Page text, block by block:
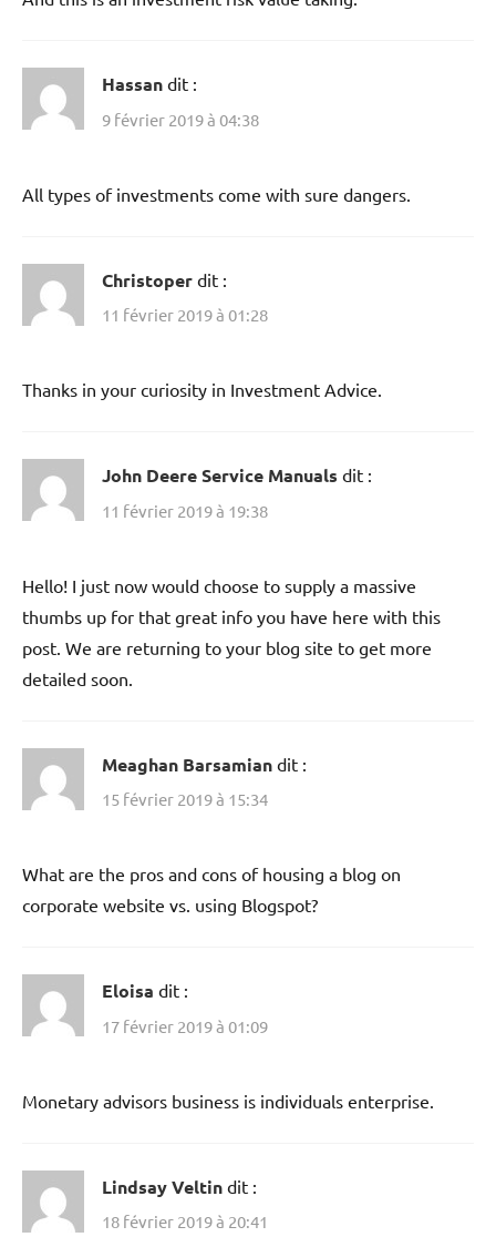
Hassan dit :
9 février 2019 à 04:38
All types of investments come with sure dangers.
Christoper dit :
11 février 2019 à 01:28
Thanks in your curiosity in Investment Advice.
John Deere Service Manuals dit :
11 février 2019 à 19:38
Hello! I just now would choose to supply a massive
thumbs up for that great info you have here with this
post. We are returning to your blog site to get more
detailed soon.
Meaghan Barsamian dit :
15 février 2019 à 15:34
What are the pros and cons of housing a blog on
corporate website vs. using Blogspot?
Eloisa dit :
17 février 2019 à 01:09
Monetary advisors business is individuals enterprise.
Lindsay Veltin dit :
18 février 2019 à 20:41